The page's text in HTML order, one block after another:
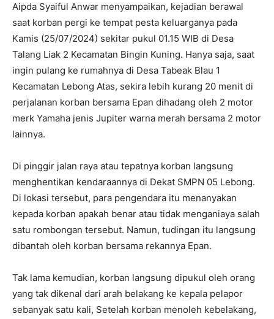
Aipda Syaiful Anwar menyampaikan, kejadian berawal
saat korban pergi ke tempat pesta keluarganya pada
Kamis (25/07/2024) sekitar pukul 01.15 WIB di Desa
Talang Liak 2 Kecamatan Bingin Kuning. Hanya saja, saat
ingin pulang ke rumahnya di Desa Tabeak Blau 1
Kecamatan Lebong Atas, sekira lebih kurang 20 menit di
perjalanan korban bersama Epan dihadang oleh 2 motor
merk Yamaha jenis Jupiter warna merah bersama 2 motor
lainnya.
Di pinggir jalan raya atau tepatnya korban langsung
menghentikan kendaraannya di Dekat SMPN 05 Lebong.
Di lokasi tersebut, para pengendara itu menanyakan
kepada korban apakah benar atau tidak menganiaya salah
satu rombongan tersebut. Namun, tudingan itu langsung
dibantah oleh korban bersama rekannya Epan.
Tak lama kemudian, korban langsung dipukul oleh orang
yang tak dikenal dari arah belakang ke kepala pelapor
sebanyak satu kali, Setelah korban menoleh kebelakang,